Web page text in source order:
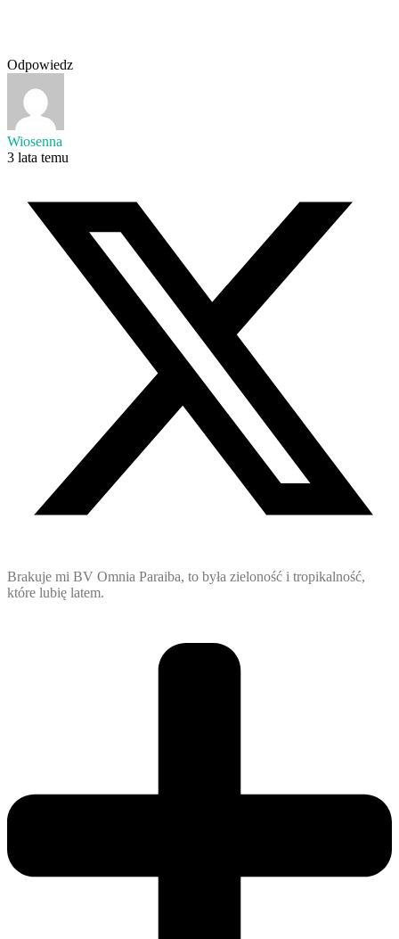
Odpowiedz
Wiosenna
3 lata temu
Brakuje mi BV Omnia Paraiba, to była zieloność i tropikalność,
które lubię latem.